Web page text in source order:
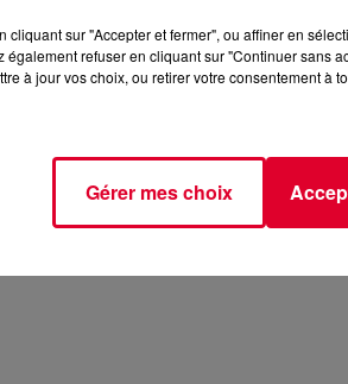
rave et tech-house
cliquant sur "Accepter et fermer", ou affiner en
également refuser en cliquant sur "Continuer sans
à jour vos choix, ou retirer votre consentement à
Gérer mes choix